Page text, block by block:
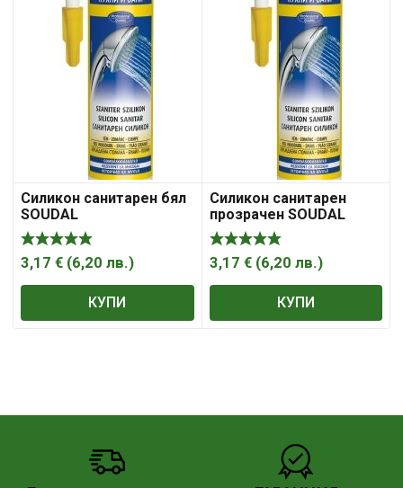
Силикон санитарен бял
SOUDAL
3,17 € (6,20 лв.)
КУПИ
Силикон санитарен
прозрачен SOUDAL
300мл.
3,17 € (6,20 лв.)
КУПИ